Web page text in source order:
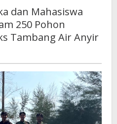
dan Mahasiswa
250 Pohon
Tambang Air Anyir